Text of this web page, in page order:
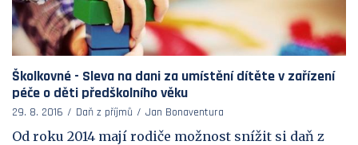
Školkovné - Sleva na dani za umístění dítěte v zařízení
péče o děti předškolního věku
29. 8. 2016 Daň z příjmů Jan Bonaventura
Od roku 2014 mají rodiče možnost snížit si daň z